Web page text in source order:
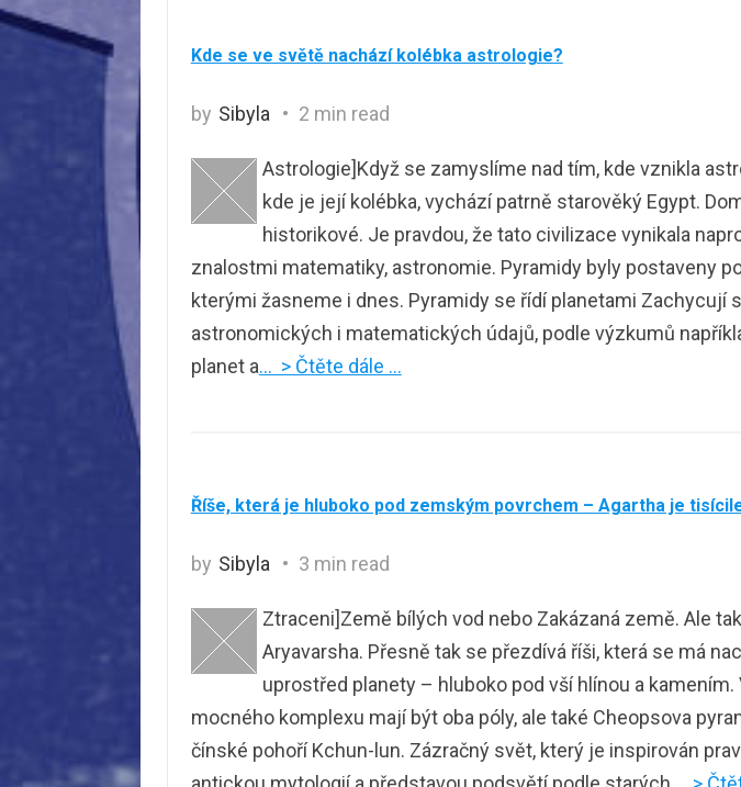
Kde se ve světě nachází kolébka astrologie?
by Sibyla 2 min read
Astrologie]Když se zamyslíme nad tím, kde vznikla
kde je její kolébka, vychází patrně starověký Egypt.
historikové. Je pravdou, že tato civilizace vynikala
znalostmi matematiky, astronomie. Pyramidy byly postaveny
kterými žasneme i dnes. Pyramidy se řídí planetami Zachycují
astronomických i matematických údajů, podle výzkumů
planet a… > Čtěte dále …
Říše, která je hluboko pod zemským povrchem – Agartha je
by Sibyla 3 min read
Ztraceni]Země bílých vod nebo Zakázaná země. Ale
Aryavarsha. Přesně tak se přezdívá říši, která se má
uprostřed planety – hluboko pod vší hlínou a
mocného komplexu mají být oba póly, ale také Cheopsova
čínské pohoří Kchun-lun. Zázračný svět, který je inspirován